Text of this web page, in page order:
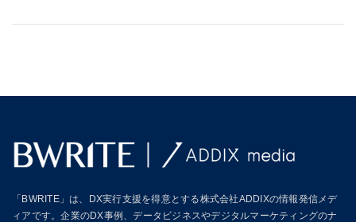
「BWRITE」は、DX実行支援を得意とする株式会社ADDIXの情報発信メデ
ィアです。企業のDX事例、データビジネスやデジタルマーケティングのナ